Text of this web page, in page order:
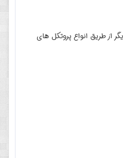
از طریق انواع پروتکل های